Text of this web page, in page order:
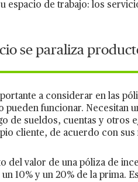
espacio de trabajo: los
se paraliza
a considerar en las
pueden funcionar.
de sueldos, cuentas y otros
cliente, de acuerdo con sus
del valor de una póliza de
10% y un 20% de la prima.